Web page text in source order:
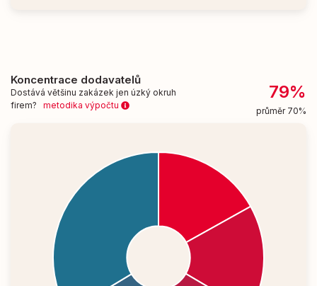
Koncentrace dodavatelů
Dostává většinu zakázek jen úzký okruh
firem? metodika výpočtu
79%
průměr 70%